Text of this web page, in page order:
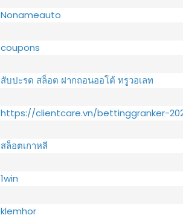
Nonameauto
coupons
สับปะรด สล็อต ฝากถอนออโต้ ทรูวอเลท
https://clientcare.vn/bettinggranker-
สล็อตเกาหลี
1win
klemhor